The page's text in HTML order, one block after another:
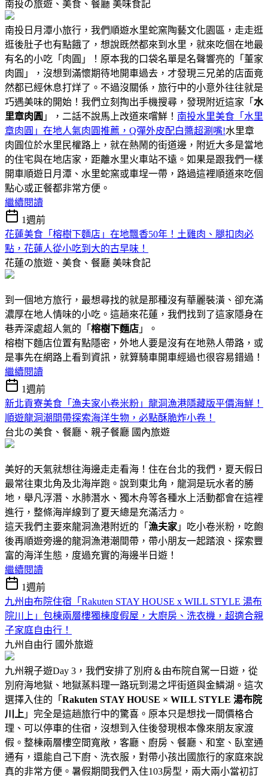
南投の旅遊、美食、餐廳 美味食記
南投日月潭小旅行，我們順遊水里蛇窯陶藝文化園區，走走逛
逛後肚子也有點餓了，想說既然都來到水里，就來吃個在地最
有名的小吃「肉圓」！原本我的口袋名單是名聲響亮的「董家
肉圓」，沒想到滿懷期待地開車過去，才發現三兄弟的店面竟
然都已經休息打烊了。不過沒關係，旅行中的小意外往往就是
巧遇美味的開始！我們立刻掏出手機搜尋，發現附近這家「 水
里章肉圓 」，二話不說馬上改道來嚐鮮！ 南投水里美食「水里
章肉圓」在地人氣肉圓推薦，Q彈外皮配白醬超涮嘴!水里章
肉圓位於水里民權路上，就在熱鬧的街道邊，附近大多是當地
的住宅與在地店家，距離水里火車站不遠。如果是跟我們一樣
開車順遊日月潭、水里蛇窯或車埕一帶，路過這裡順道來吃個
點心或正餐都非常方便。
繼續閱讀
1週前
花蓮美食「榕樹下麵店」在地飄香50年！土雞肉、腿扣肉必
點，花蓮人從小吃到大的古早味！
花蓮の旅遊、美食、餐廳 美味食記
到一個地方旅行，最想尋找的就是那種沒有華麗裝潢、卻充滿
濃厚在地人情味的小吃。這趟來花蓮，我們找到了這家隱身在
巷弄深處超人氣的「 榕樹下麵店 」。
榕樹下麵店位置有點隱密，外地人要是沒有在地熟人帶路，或
是事先在網路上看到資訊，就算騎車開車經過也很容易錯過！
繼續閱讀
1週前
新北貢寮美食「漁夫家小卷米粉」龍洞漁港隱藏版平價海鮮！
順遊龍洞潮間帶探索海洋生物，必點酥脆炸小卷！
台北の美食、餐廳、親子餐廳 國內旅遊
美好的天氣就想往海邊走走看海！住在台北的我們，夏天假日
最常往東北角及北海岸跑。說到東北角，龍洞是玩水者的勝
地，舉凡浮潛、水肺潛水、獨木舟等各種水上活動都會在這裡
進行，整條海岸線到了夏天總是充滿活力。
這天我們主要來龍洞漁港附近的「 漁夫家 」吃小卷米粉，吃飽
後再順遊旁邊的龍洞漁港潮間帶，帶小朋友一起踏浪、探索豐
富的海洋生態，度過充實的海邊半日遊！
繼續閱讀
1週前
九州由布院住宿「Rakuten STAY HOUSE x WILL STYLE 湯布
院川上」包棟兩層樓獨棟度假屋，大廚房、洗衣機，超適合親
子家庭自由行！
九州自由行 國外旅遊
九州親子遊Day 3，我們安排了別府＆由布院自駕一日遊，從
別府海地獄、地獄蒸料理一路玩到湯之坪街道與金鱗湖。這次
選擇入住的「 Rakuten STAY HOUSE × WILL STYLE 湯布院
川上 」完全是這趟旅行中的驚喜。原本只是想找一間價格合
理、可以停車的住宿，沒想到入住後發現根本像來朋友家渡
假。整棟兩層樓空間寬敞，客廳、廚房、餐廳、和室、臥室通
通有，還能自己下廚、洗衣服，對帶小孩出國旅行的家庭來說
真的非常方便。暑假期間我們入住103房型，兩大兩小當初訂